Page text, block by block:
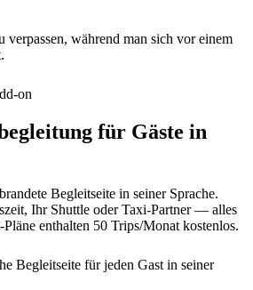
verpassen, während man sich vor einem
on
für Gäste in
Begleitseite in seiner Sprache.
Ihr Shuttle oder Taxi-Partner — alles
enthalten 50 Trips/Monat kostenlos.
Begleitseite für jeden Gast in seiner